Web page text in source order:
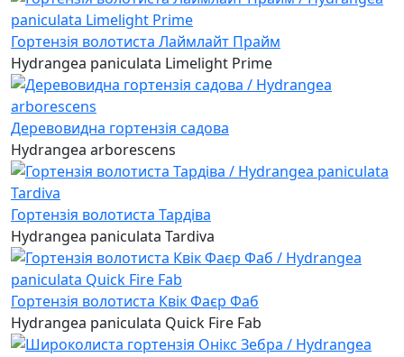
Гортензія волотиста Лаймлайт Прайм
Hydrangea paniculata Limelight Prime
Деревовидна гортензія садова
Hydrangea arborescens
Гортензія волотиста Тардіва
Hydrangea paniculata Tardiva
Гортензія волотиста Квік Фаєр Фаб
Hydrangea paniculata Quick Fire Fab